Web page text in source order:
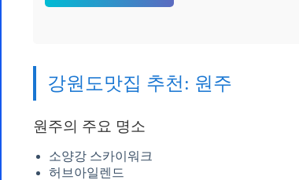
강원도맛집 추천: 원주
원주의 주요 명소
소양강 스카이워크
허브아일렌드